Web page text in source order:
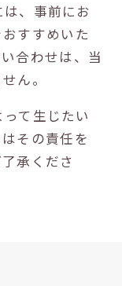
、事前にお
すすめいた
合わせは、当
ん。
て生じたい
その責任を
承くださ